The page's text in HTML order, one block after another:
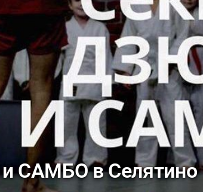
САМБО в Селятино